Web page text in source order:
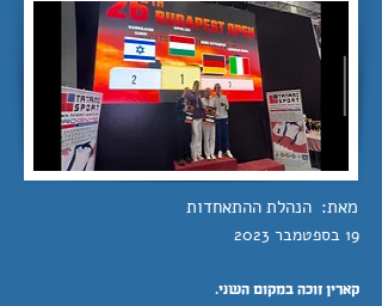
הנהלת ההתאחדות מאת:
19 בספטמבר 2023
קארין זוכה במקום השני.